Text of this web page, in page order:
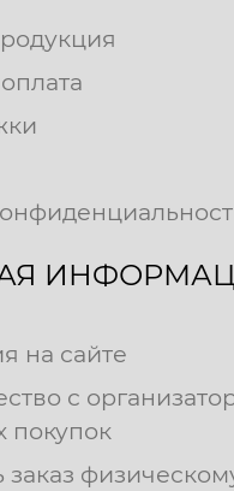
на сайте
с
покупок
заказ